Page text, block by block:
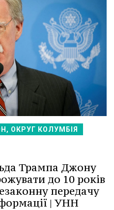
ОКРУГ КОЛУМБІЯ
Трампа Джону
до 10 років
передачу
| УНН